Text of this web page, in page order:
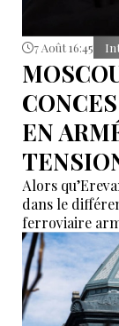
7 Août 16:45
EN
Alors
dans le
ferroviaire
reçu de
concession du
Le vice-
défend la
dialogue.